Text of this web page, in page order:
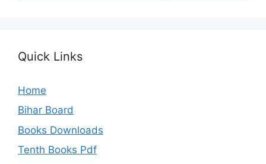
Quick Links
Home
Bihar Board
Books Downloads
Tenth Books Pdf